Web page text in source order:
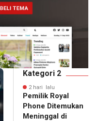
Kategori 2
2 hari lalu
Pemilik Royal
Phone Ditemukan
Meninggal di